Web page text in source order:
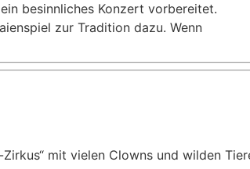
besinnliches Konzert vorbereitet.
zur Tradition dazu. Wenn
mit vielen Clowns und wilden